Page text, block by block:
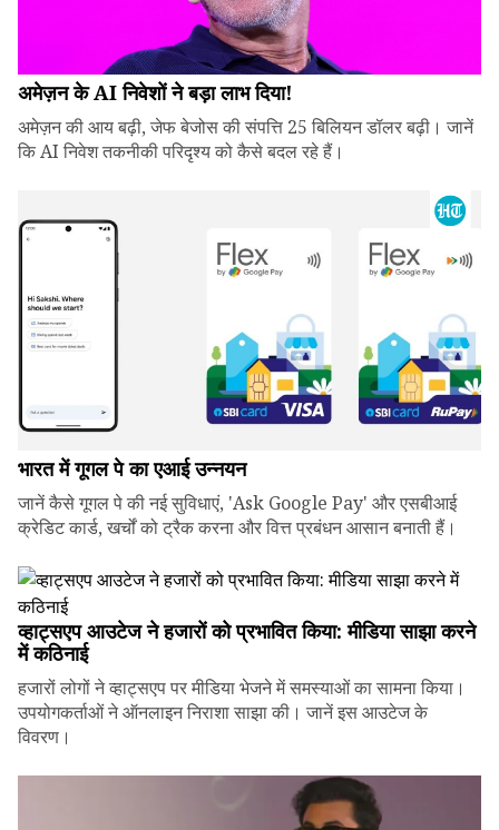
अमेज़न के AI निवेशों ने बड़ा लाभ दिया!
अमेज़न की आय बढ़ी, जेफ बेजोस की संपत्ति 25 बिलियन डॉलर बढ़ी। जानें
कि AI निवेश तकनीकी परिदृश्य को कैसे बदल रहे हैं।
भारत में गूगल पे का एआई उन्नयन
जानें कैसे गूगल पे की नई सुविधाएं, 'Ask Google Pay' और एसबीआई
क्रेडिट कार्ड, खर्चों को ट्रैक करना और वित्त प्रबंधन आसान बनाती हैं।
व्हाट्सएप आउटेज ने हजारों को प्रभावित किया: मीडिया साझा करने
में कठिनाई
हजारों लोगों ने व्हाट्सएप पर मीडिया भेजने में समस्याओं का सामना किया।
उपयोगकर्ताओं ने ऑनलाइन निराशा साझा की। जानें इस आउटेज के
विवरण।